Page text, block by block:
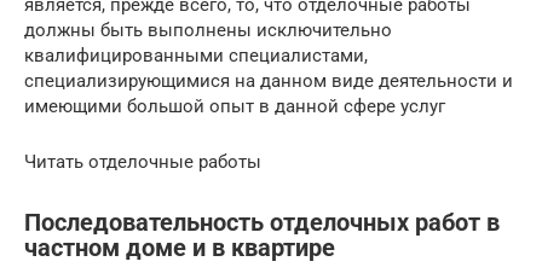
является, прежде всего, то, что отделочные работы
должны быть выполнены исключительно
квалифицированными специалистами,
специализирующимися на данном виде деятельности и
имеющими большой опыт в данной сфере услуг
Читать отделочные работы
Последовательность отделочных работ в
частном доме и в квартире